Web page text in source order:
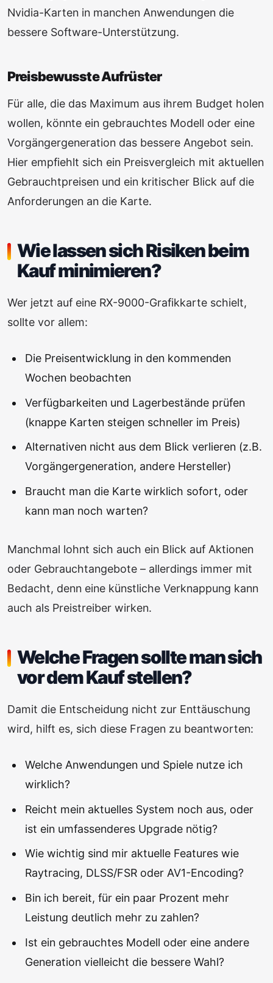
Nvidia-Karten in manchen Anwendungen die
bessere Software-Unterstützung.
Preisbewusste Aufrüster
Für alle, die das Maximum aus ihrem Budget holen
wollen, könnte ein gebrauchtes Modell oder eine
Vorgängergeneration das bessere Angebot sein.
Hier empfiehlt sich ein Preisvergleich mit aktuellen
Gebrauchtpreisen und ein kritischer Blick auf die
Anforderungen an die Karte.
Wie lassen sich Risiken beim
Kauf minimieren?
Wer jetzt auf eine RX-9000-Grafikkarte schielt,
sollte vor allem:
Die Preisentwicklung in den kommenden
Wochen beobachten
Verfügbarkeiten und Lagerbestände prüfen
(knappe Karten steigen schneller im Preis)
Alternativen nicht aus dem Blick verlieren (z.B.
Vorgängergeneration, andere Hersteller)
Braucht man die Karte wirklich sofort, oder
kann man noch warten?
Manchmal lohnt sich auch ein Blick auf Aktionen
oder Gebrauchtangebote – allerdings immer mit
Bedacht, denn eine künstliche Verknappung kann
auch als Preistreiber wirken.
Welche Fragen sollte man sich
vor dem Kauf stellen?
Damit die Entscheidung nicht zur Enttäuschung
wird, hilft es, sich diese Fragen zu beantworten:
Welche Anwendungen und Spiele nutze ich
wirklich?
Reicht mein aktuelles System noch aus, oder
ist ein umfassenderes Upgrade nötig?
Wie wichtig sind mir aktuelle Features wie
Raytracing, DLSS/FSR oder AV1-Encoding?
Bin ich bereit, für ein paar Prozent mehr
Leistung deutlich mehr zu zahlen?
Ist ein gebrauchtes Modell oder eine andere
Generation vielleicht die bessere Wahl?